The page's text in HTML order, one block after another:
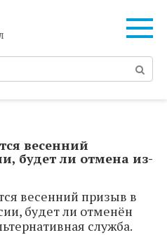
весенний
будет ли отмена из-
весенний призыв в
будет ли отменён
служба.